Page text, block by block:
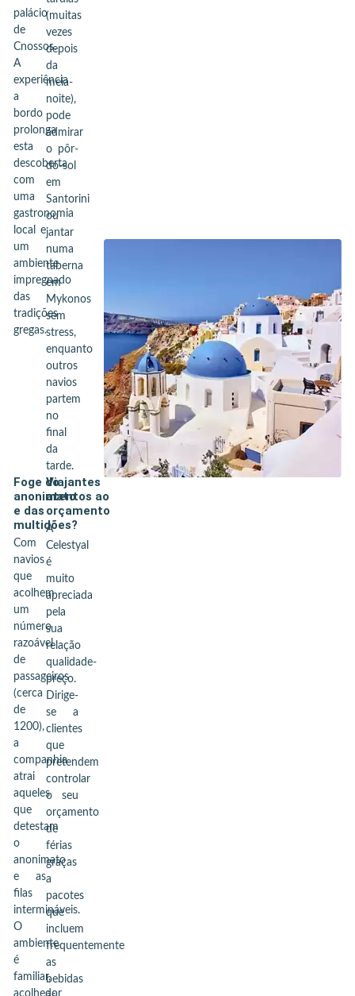
palácio
de
Cnossos.
A
experiência
a
bordo
prolonga
esta
descoberta
com
uma
gastronomia
local e
um
ambiente
impregnado
das
tradições
gregas.
(muitas
vezes
depois
da
meia-
noite),
pode
admirar
o pôr-
do-sol
em
Santorini
ou
jantar
numa
taberna
em
Mykonos
sem
stress,
enquanto
outros
navios
partem
no
final
da
tarde.
Foge do
anonimato
e das
multidões?
Com
navios
que
acolhem
um
número
razoável
de
passageiros
(cerca
de
1200),
a
companhia
atrai
aqueles
que
detestam
o
anonimato
e as
filas
intermináveis.
O
ambiente
é
familiar,
acolhedor
Viajantes
atentos ao
orçamento
A
Celestyal
é
muito
apreciada
pela
sua
relação
qualidade-
preço.
Dirige-
se a
clientes
que
pretendem
controlar
o seu
orçamento
de
férias
graças
a
pacotes
que
incluem
frequentemente
as
bebidas